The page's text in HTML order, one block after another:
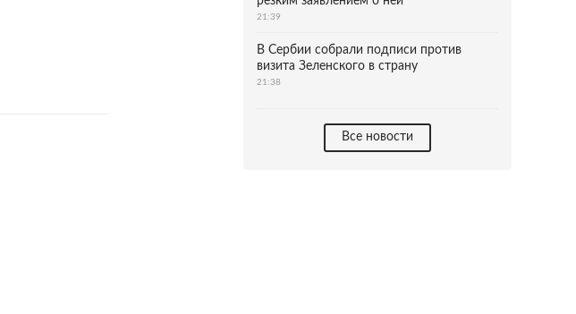
21:39
В Сербии собрали подписи против
визита Зеленского в страну
21:38
Все новости